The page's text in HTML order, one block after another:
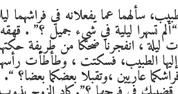
سألهما عما يفعلانه في
تسهرا ليلية في شيء جميل ؟” .
ليلة ، انفجرنا ضحكا من طريفة
الطبيب، فسكتت ، وطأطأت
عاريين ،وتقبلا بعضكما